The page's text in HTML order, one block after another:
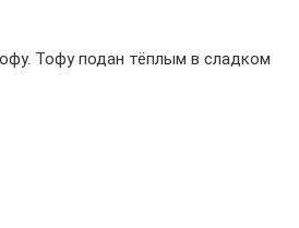
Тофу подан тёплым в сладком